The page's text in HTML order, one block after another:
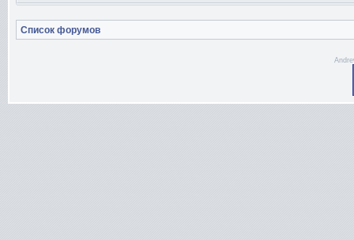
Список форумов